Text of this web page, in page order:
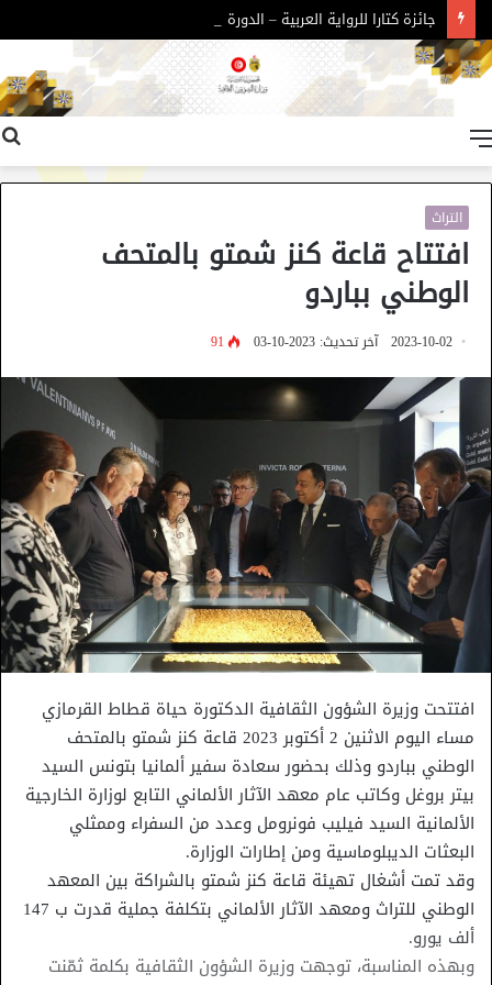
جائزة كتارا للرواية العربية – الدورة 11
التراث
افتتاح قاعة كنز شمتو بالمتحف
الوطني بباردو
2023-10-02 آخر تحديث: 2023-10-03 91
افتتحت وزيرة الشؤون الثقافية الدكتورة حياة قطاط القرمازي
مساء اليوم الاثنين 2 أكتوبر 2023 قاعة كنز شمتو بالمتحف
الوطني بباردو وذلك بحضور سعادة سفير ألمانيا بتونس السيد
بيتر بروغل وكاتب عام معهد الآثار الألماني التابع لوزارة الخارجية
الألمانية السيد فيليب فونرومل وعدد من السفراء وممثلي
البعثات الديبلوماسية ومن إطارات الوزارة.
وقد تمت أشغال تهيئة قاعة كنز شمتو بالشراكة بين المعهد
الوطني للتراث ومعهد الآثار الألماني بتكلفة جملية قدرت ب 147
ألف يورو.
وبهذه المناسبة، توجهت وزيرة الشؤون الثقافية بكلمة ثمّنت